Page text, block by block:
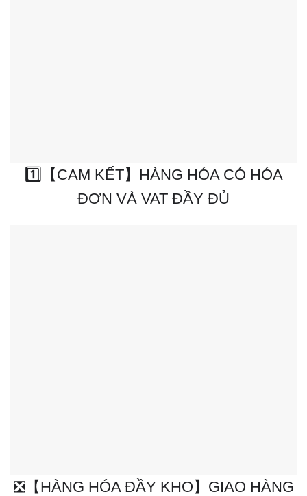
1️⃣【CAM KẾT】HÀNG HÓA CÓ HÓA
ĐƠN VÀ VAT ĐẦY ĐỦ
❎【HÀNG HÓA ĐẦY KHO】GIAO HÀNG